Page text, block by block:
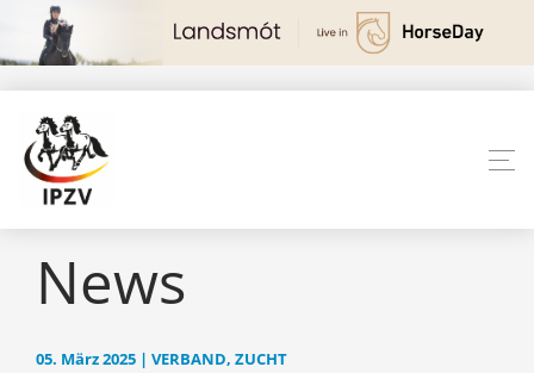
News
05. März 2025 | VERBAND, ZUCHT